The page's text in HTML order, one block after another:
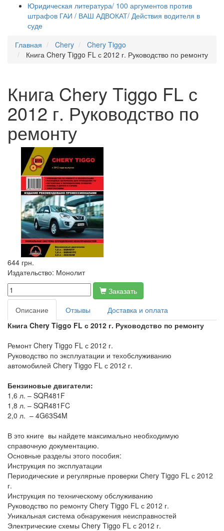
Юридическая литература/ 100 аргументов против
штрафов ГАИ / ВАШ АДВОКАТ/ Действия водителя в
суде
Главная
Chery
Chery Tiggo
Книга Chery Tiggo FL с 2012 г. Руководство по ремонту
Книга Chery Tiggo FL с
2012 г. Руководство по
ремонту
644 грн.
Издательство: Монолит
Заказать
Описание
Отзывы
Доставка и оплата
Книга Chery Tiggo FL с 2012 г. Руководство по ремонту
Ремонт Chery Tiggo FL с 2012 г.
Руководство по эксплуатации и техобслуживанию
автомобилей Chery Tiggo FL с 2012 г.
Бензиновые двигатели:
1,6 л. – SQR481F
1,8 л. – SQR481FC
2,0 л. – 4G63S4M
В это книге вы найдете максимально необходимую
справочную документацию.
Основные разделы этого пособия:
Инструкция по эксплуатации
Периодические и регулярные проверки Chery Tiggo FL с 2012
г.
Инструкция по техническому обслуживанию
Руководство по ремонту Chery Tiggo FL с 2012 г.
Уникальная система обнаружения неисправностей
Электрические схемы Chery Tiggo FL с 2012 г.